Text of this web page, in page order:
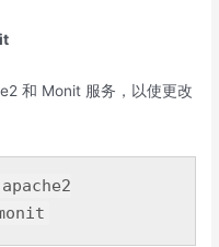
和 Monit 服务，以使更改
apache2